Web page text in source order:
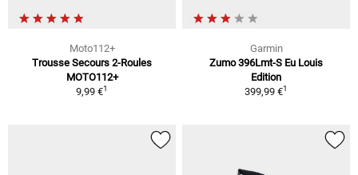
Moto112+
Trousse Secours 2-Roules
MOTO112+
9,99 €1
Garmin
Zumo 396Lmt-S Eu Louis
Edition
399,99 €1